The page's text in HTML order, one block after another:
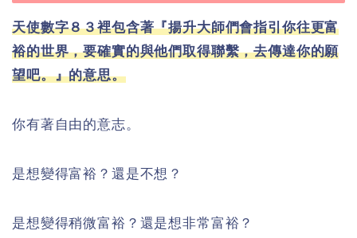
天使數字８３裡包含著『揚升大師們會指引你往更富
裕的世界，要確實的與他們取得聯繫，去傳達你的願
望吧。』的意思。
你有著自由的意志。
是想變得富裕？還是不想？
是想變得稍微富裕？還是想非常富裕？